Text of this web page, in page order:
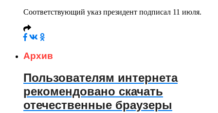
Соответствующий указ президент подписал 11 июля.
Архив
Пользователям интернета
рекомендовано скачать
отечественные браузеры